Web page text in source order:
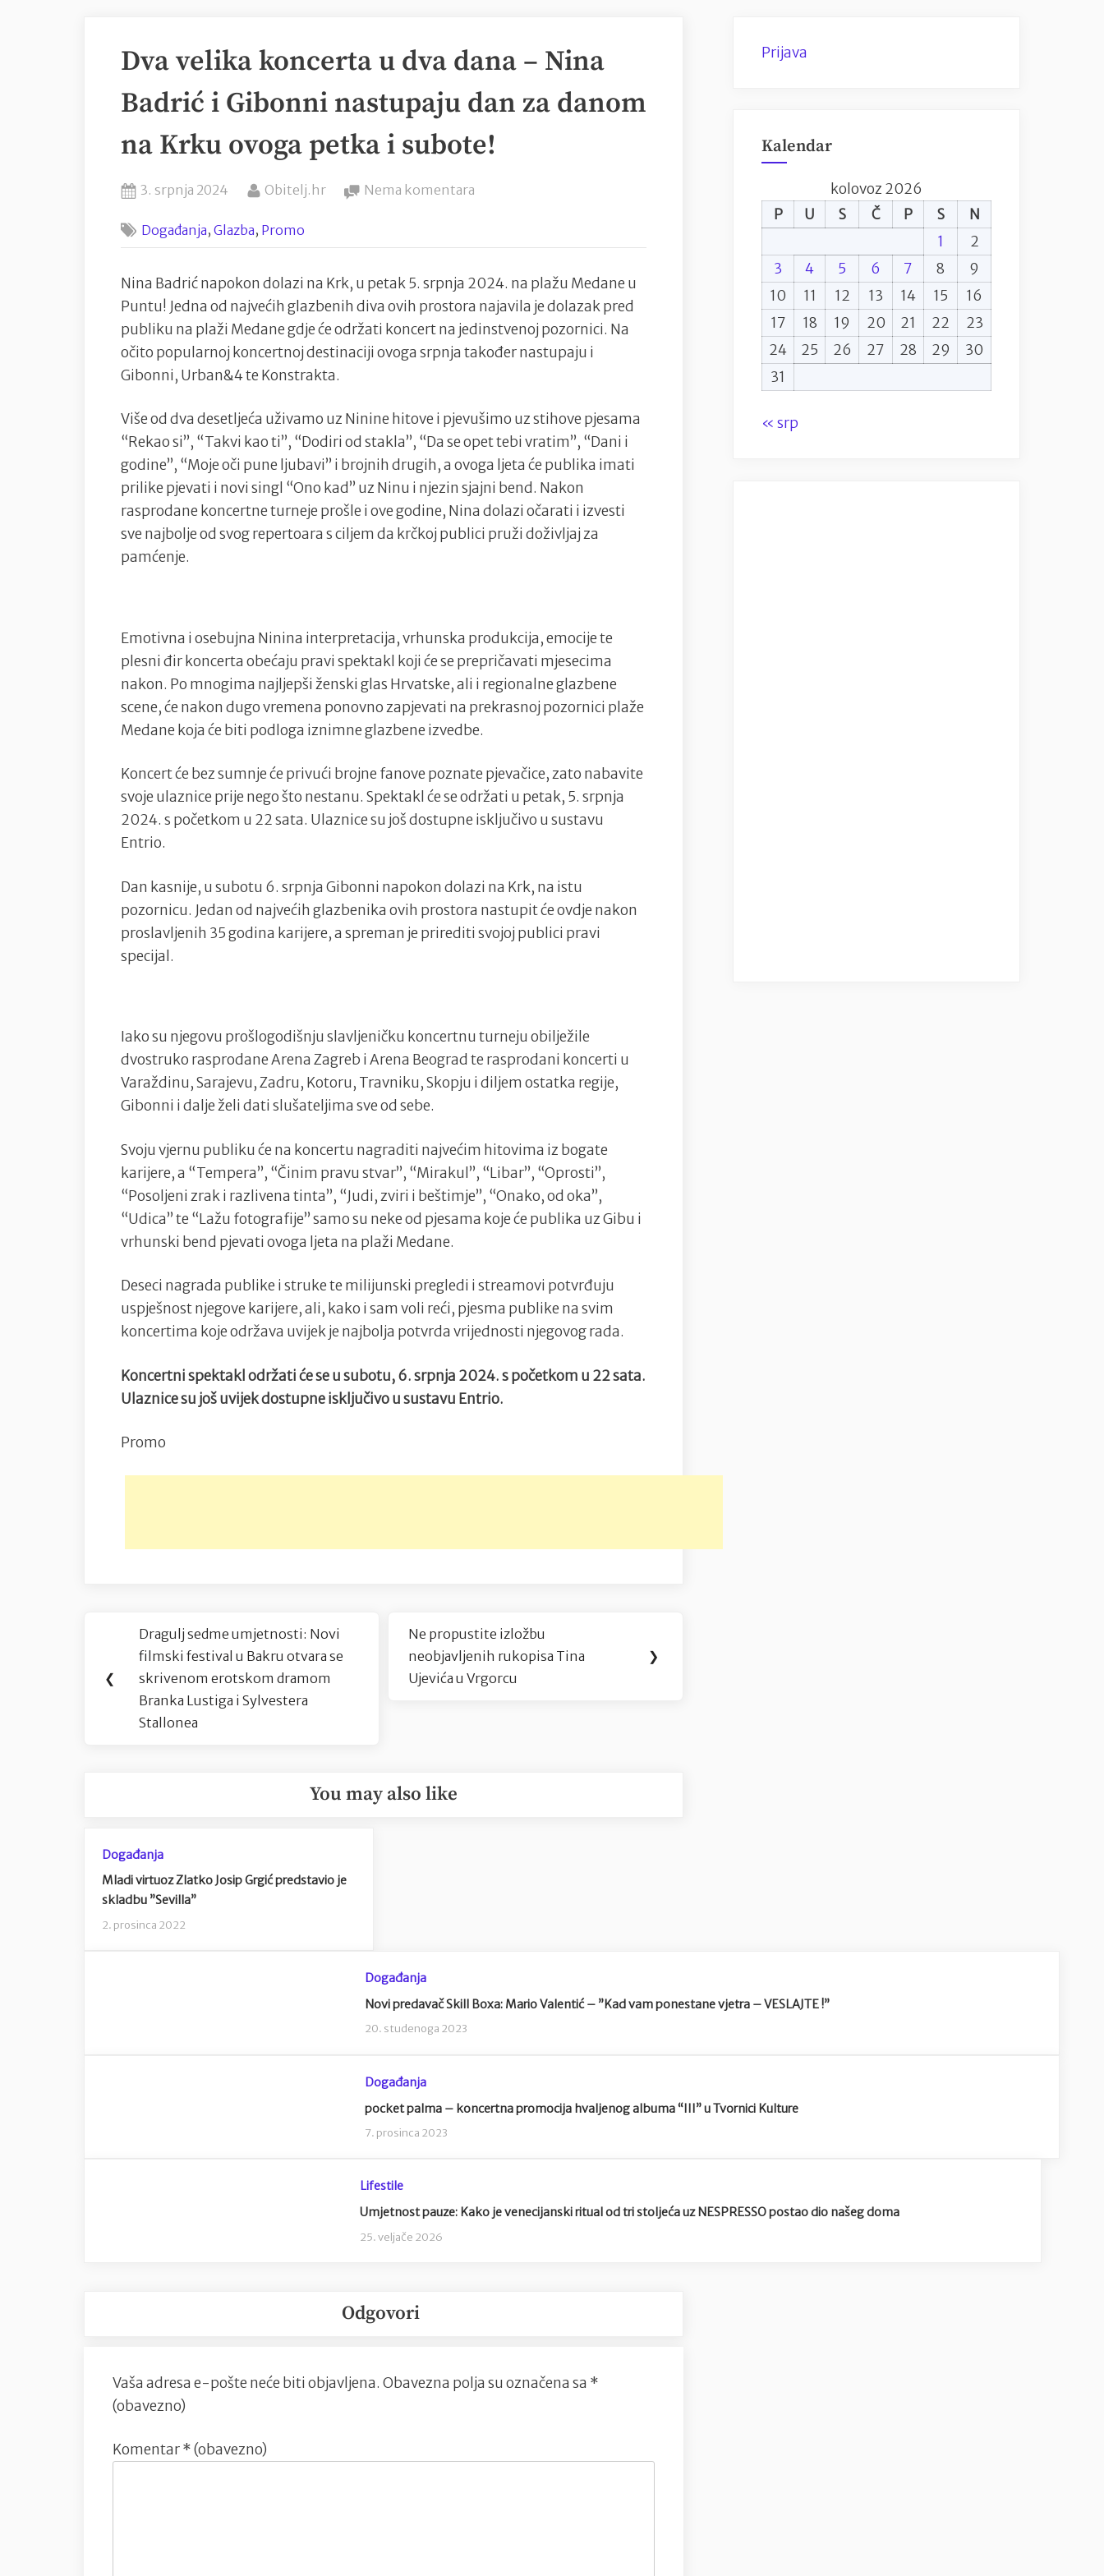
Dva velika koncerta u dva dana – Nina
Badrić i Gibonni nastupaju dan za danom
na Krku ovoga petka i subote!
Posted
3. srpnja 2024 By
Obitelj.hr Nema komentara
u
dva
dana
–
Gibonni
nastupaju
dan
za
na
i
subote!
Događanja,Glazba, Promo
Nina Badrić napokon dolazi na Krk, u petak 5. srpnja 2024. na plažu Medane u
Puntu! Jedna od najvećih glazbenih diva ovih prostora najavila je dolazak pred
publiku na plaži Medane gdje će održati koncert na jedinstvenoj pozornici. Na
očito popularnoj koncertnoj destinaciji ovoga srpnja također nastupaju i
Gibonni, Urban&4 te Konstrakta.
Više od dva desetljeća uživamo uz Ninine hitove i pjevušimo uz stihove pjesama
“Rekao si”, “Takvi kao ti”, “Dodiri od stakla”, “Da se opet tebi vratim”, “Dani i
godine”, “Moje oči pune ljubavi” i brojnih drugih, a ovoga ljeta će publika imati
prilike pjevati i novi singl “Ono kad” uz Ninu i njezin sjajni bend. Nakon
rasprodane koncertne turneje prošle i ove godine, Nina dolazi očarati i izvesti
sve najbolje od svog repertoara s ciljem da krčkoj publici pruži doživljaj za
pamćenje.
Emotivna i osebujna Ninina interpretacija, vrhunska produkcija, emocije te
plesni đir koncerta obećaju pravi spektakl koji će se prepričavati mjesecima
nakon. Po mnogima najljepši ženski glas Hrvatske, ali i regionalne glazbene
scene, će nakon dugo vremena ponovno zapjevati na prekrasnoj pozornici plaže
Medane koja će biti podloga iznimne glazbene izvedbe.
Koncert će bez sumnje će privući brojne fanove poznate pjevačice, zato nabavite
svoje ulaznice prije nego što nestanu. Spektakl će se održati u petak, 5. srpnja
2024. s početkom u 22 sata. Ulaznice su još dostupne isključivo u sustavu
Entrio.
Dan kasnije, u subotu 6. srpnja Gibonni napokon dolazi na Krk, na istu
pozornicu. Jedan od najvećih glazbenika ovih prostora nastupit će ovdje nakon
proslavljenih 35 godina karijere, a spreman je prirediti svojoj publici pravi
specijal.
Iako su njegovu prošlogodišnju slavljeničku koncertnu turneju obilježile
dvostruko rasprodane Arena Zagreb i Arena Beograd te rasprodani koncerti u
Varaždinu, Sarajevu, Zadru, Kotoru, Travniku, Skopju i diljem ostatka regije,
Gibonni i dalje želi dati slušateljima sve od sebe.
Svoju vjernu publiku će na koncertu nagraditi najvećim hitovima iz bogate
karijere, a “Tempera”, “Činim pravu stvar”, “Mirakul”, “Libar”, “Oprosti”,
“Posoljeni zrak i razlivena tinta”, “Judi, zviri i beštimje”, “Onako, od oka”,
“Udica” te “Lažu fotografije” samo su neke od pjesama koje će publika uz Gibu i
vrhunski bend pjevati ovoga ljeta na plaži Medane.
Deseci nagrada publike i struke te milijunski pregledi i streamovi potvrđuju
uspješnost njegove karijere, ali, kako i sam voli reći, pjesma publike na svim
koncertima koje održava uvijek je najbolja potvrda vrijednosti njegovog rada.
Koncertni spektakl održati će se u subotu, 6. srpnja 2024. s početkom u 22 sata.
Ulaznice su još uvijek dostupne isključivo u sustavu Entrio.
Promo
Navigacija
objava
❮
Previous
Post:
Dragulj sedme umjetnosti: Novi
filmski festival u Bakru otvara se
skrivenom erotskom dramom
Branka Lustiga i Sylvestera
Stallonea
Next
Post:
Ne propustite izložbu
neobjavljenih rukopisa Tina
Ujevića u Vrgorcu
❯
You may also like
Događanja
Mladi virtuoz Zlatko Josip Grgić predstavio je
skladbu ”Sevilla”
2. prosinca 2022
Događanja
Novi predavač Skill Boxa: Mario Valentić – ”Kad vam ponestane vjetra – VESLAJTE !”
20. studenoga 2023
Događanja
pocket palma – koncertna promocija hvaljenog albuma “III” u Tvornici Kulture
7. prosinca 2023
Lifestile
Umjetnost pauze: Kako je venecijanski ritual od tri stoljeća uz NESPRESSO postao dio našeg doma
25. veljače 2026
Odgovori
Vaša adresa e-pošte neće biti objavljena. Obavezna polja su označena sa *
(obavezno)
Komentar* (obavezno)
Prijava
Kalendar
kolovoz 2026
P
U S Č P S
N
1
2
3
4 5 6 7 8
9
10
11 12 13 14 15
16
17
18 19 20 21 22
23
24
25 26 27 28 29
30
31
« srp